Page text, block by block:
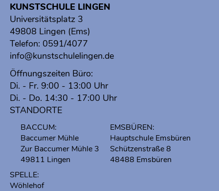
KUNSTSCHULE LINGEN
Universitätsplatz 3
49808 Lingen (Ems)
Telefon: 0591/4077
info@kunstschulelingen.de
Öffnungszeiten Büro:
Di. - Fr. 9:00 - 13:00 Uhr
Di. - Do. 14:30 - 17:00 Uhr
STANDORTE
BACCUM:
Baccumer Mühle
Zur Baccumer Mühle 3
49811 Lingen
EMSBÜREN:
Hauptschule Emsbüren
Schützenstraße 8
48488 Emsbüren
SPELLE:
Wöhlehof